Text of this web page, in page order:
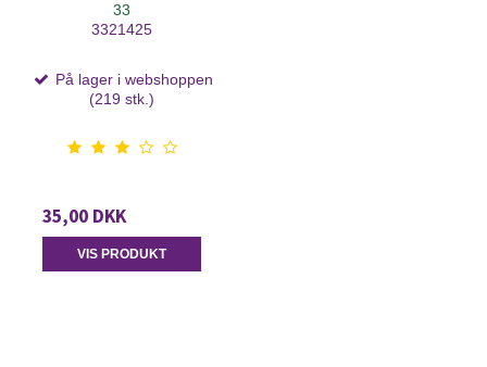
33
3321425
På lager i webshoppen
(219 stk.)
35,00 DKK
VIS PRODUKT